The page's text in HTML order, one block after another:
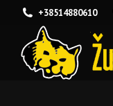
+38514880610